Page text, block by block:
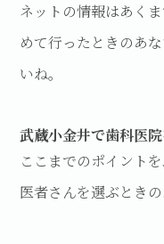
ネットの情報はあく
めて行ったときのあ
いね。
武蔵小金井で歯科医
ここまでのポイント
医者さんを選ぶとき